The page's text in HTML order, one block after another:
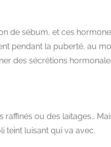
de sébum, et ces
pendant la puberté, au
des sécrétions
ou des laitages…
teint luisant qui va avec.